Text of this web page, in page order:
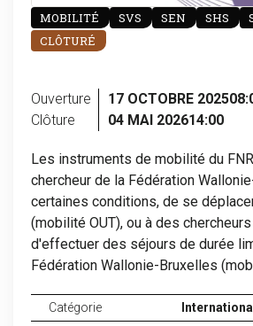
MOBILITÉ SVS SEN SHS
CLÔTURÉ
Ouverture 17 OCTOBRE 2025
Clôture
04 MAI 202614:00
Les instruments de mobilité du
chercheur de la Fédération
certaines conditions, de se
(mobilité OUT), ou à des
d'effectuer des séjours de durée
Fédération Wallonie-Bruxelles
Catégorie